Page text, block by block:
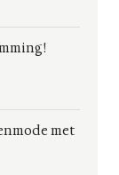
met